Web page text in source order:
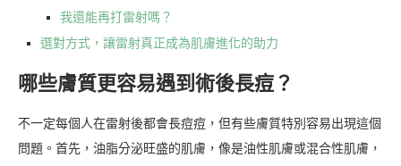
我還能再打雷射嗎？
選對方式，讓雷射真正成為肌膚進化的助力
哪些膚質更容易遇到術後長痘？
不一定每個人在雷射後都會長痘痘，但有些膚質特別容易出現這個
問題。首先，油脂分泌旺盛的肌膚，像是油性肌膚或混合性肌膚，